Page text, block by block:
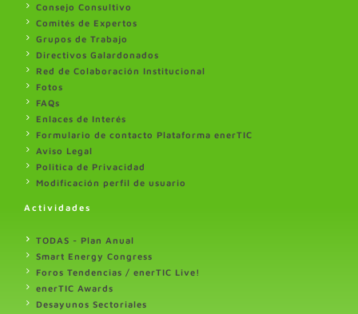
Consejo Consultivo
Comités de Expertos
Grupos de Trabajo
Directivos Galardonados
Red de Colaboración Institucional
Fotos
FAQs
Enlaces de Interés
Formulario de contacto Plataforma enerTIC
Aviso Legal
Politica de Privacidad
Modificación perfil de usuario
Actividades
TODAS - Plan Anual
Smart Energy Congress
Foros Tendencias / enerTIC Live!
enerTIC Awards
Desayunos Sectoriales